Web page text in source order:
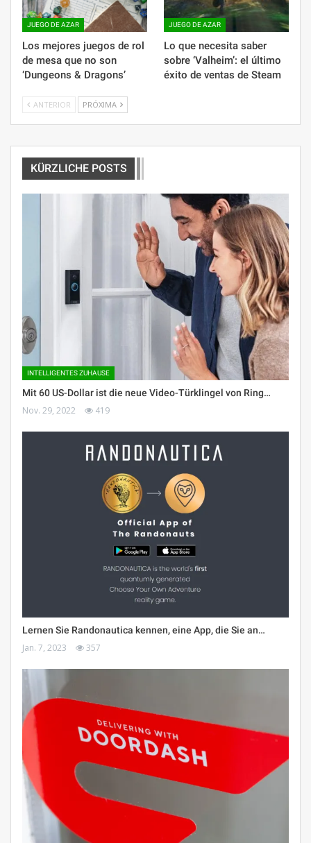
JUEGO DE AZAR
Los mejores juegos de rol
de mesa que no son
‘Dungeons & Dragons’
JUEGO DE AZAR
Lo que necesita saber
sobre ‘Valheim’: el último
éxito de ventas de Steam
ANTERIOR PRÓXIMA
KÜRZLICHE POSTS
INTELLIGENTES ZUHAUSE
Mit 60 US-Dollar ist die neue Video-Türklingel von Ring…
Nov. 29, 2022 419
Lernen Sie Randonautica kennen, eine App, die Sie an…
Jan. 7, 2023 357